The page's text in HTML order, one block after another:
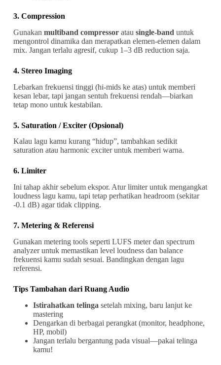
3. Compression
Gunakan multiband compressoratau single-band untuk
mengontrol dinamika dan merapatkan elemen-elemen dalam
mix. Jangan terlalu agresif, cukup 1–3 dB reduction saja.
4. Stereo Imaging
Lebarkan frekuensi tinggi (hi-mids ke atas) untuk memberi
kesan lebar, tapi jangan sentuh frekuensi rendah—biarkan
tetap mono untuk kestabilan.
5. Saturation / Exciter (Opsional)
Kalau lagu kamu kurang “hidup”, tambahkan sedikit
saturation atau harmonic exciter untuk memberi warna.
6. Limiter
Ini tahap akhir sebelum ekspor. Atur limiter untuk mengangkat
loudness lagu kamu, tapi tetap perhatikan headroom (sekitar
-0.1 dB) agar tidak clipping.
7. Metering & Referensi
Gunakan metering tools seperti LUFS meter dan spectrum
analyzer untuk memastikan level loudness dan balance
frekuensi kamu sudah sesuai. Bandingkan dengan lagu
referensi.
Tips Tambahan dari Ruang Audio
Istirahatkan telinga setelah mixing, baru lanjut ke
mastering
Dengarkan di berbagai perangkat (monitor, headphone,
HP, mobil)
Jangan terlalu bergantung pada visual—pakai telinga
kamu!